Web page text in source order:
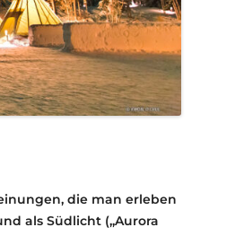
die man erleben
als Südlicht („Aurora